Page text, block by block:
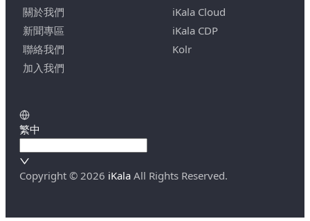
關於我們
新聞專區
聯絡我們
加入我們
iKala Cloud
iKala CDP
Kolr
繁中
Copyright © 2026 iKala All Rights Reserved.